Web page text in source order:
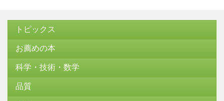
トピックス
お薦めの本
科学・技術・数学
品質